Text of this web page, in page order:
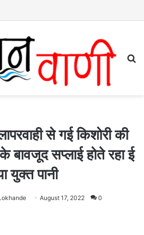
से गई किशोरी की
बावजूद सप्लाई होते रहा ई
युक्त पानी
August 17, 2022 0